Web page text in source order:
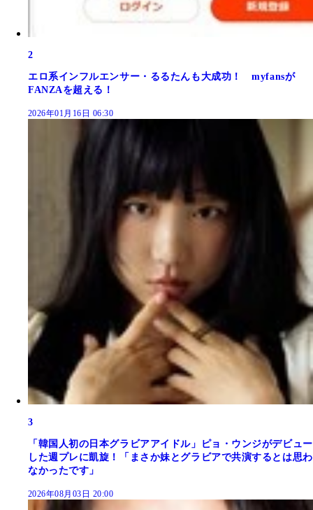
2
エロ系インフルエンサー・るるたんも大成功！ myfansが
FANZAを超える！
2026年01月16日 06:30
3
「韓国人初の日本グラビアアイドル」ピョ・ウンジがデビュー
した週プレに凱旋！「まさか妹とグラビアで共演するとは思わ
なかったです」
2026年08月03日 20:00